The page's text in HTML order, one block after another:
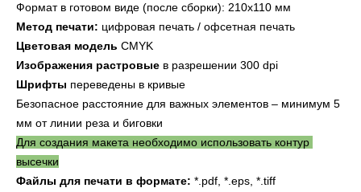
Формат в готовом виде (после сборки): 210х110 мм
Метод печати: цифровая печать / офсетная печать
Цветовая модель CMYK
Изображения растровые в разрешении 300 dpi
Шрифты переведены в кривые
Безопасное расстояние для важных элементов – минимум 5
мм от линии реза и биговки
Для создания макета необходимо использовать контур
высечки
Файлы для печати в формате: *.pdf, *.eps, *.tiff